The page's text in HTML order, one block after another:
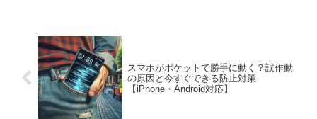
スマホがポケットで勝手に動く？誤作動
の原因と今すぐできる防止対策
【iPhone・Android対応】